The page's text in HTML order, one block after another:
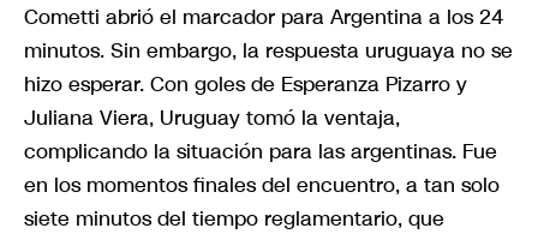
Cometti abrió el marcador para Argentina a los 24
minutos. Sin embargo, la respuesta uruguaya no se
hizo esperar. Con goles de Esperanza Pizarro y
Juliana Viera, Uruguay tomó la ventaja,
complicando la situación para las argentinas. Fue
en los momentos finales del encuentro, a tan solo
siete minutos del tiempo reglamentario, que